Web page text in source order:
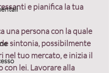
e pianifica la tua
una persona con la quale
sintonia, possibilmente
nel tuo mercato, e inizia il
con lei. Lavorare alla